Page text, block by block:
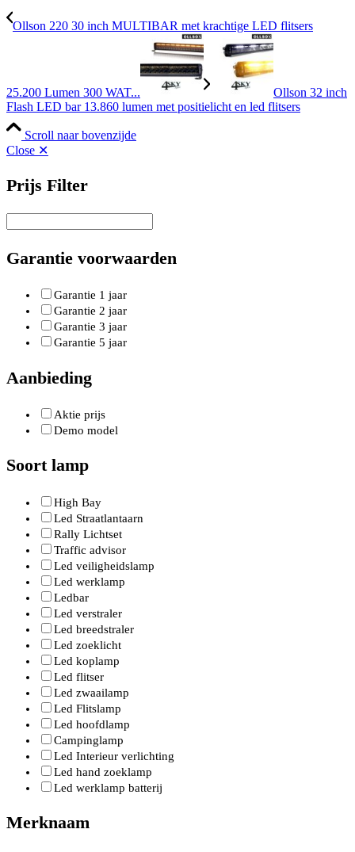
Ollson 220 30 inch MULTIBAR met krachtige LED flitsers
25.200 Lumen 300 WAT...
Ollson 32 inch
Flash LED bar 13.860 lumen met positielicht en led flitsers
Scroll naar bovenzijde
Close ✕
Prijs Filter
Garantie voorwaarden
Garantie 1 jaar
Garantie 2 jaar
Garantie 3 jaar
Garantie 5 jaar
Aanbieding
Aktie prijs
Demo model
Soort lamp
High Bay
Led Straatlantaarn
Rally Lichtset
Traffic advisor
Led veiligheidslamp
Led werklamp
Ledbar
Led verstraler
Led breedstraler
Led zoeklicht
Led koplamp
Led flitser
Led zwaailamp
Led Flitslamp
Led hoofdlamp
Campinglamp
Led Interieur verlichting
Led hand zoeklamp
Led werklamp batterij
Merknaam